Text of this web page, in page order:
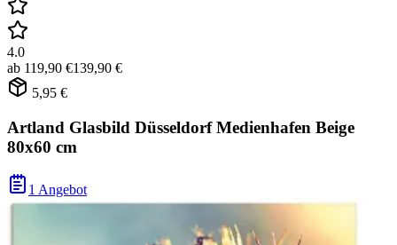
4.0
ab 119,90 €139,90 €
5,95 €
Artland Glasbild Düsseldorf Medienhafen Beige
80x60 cm
1 Angebot